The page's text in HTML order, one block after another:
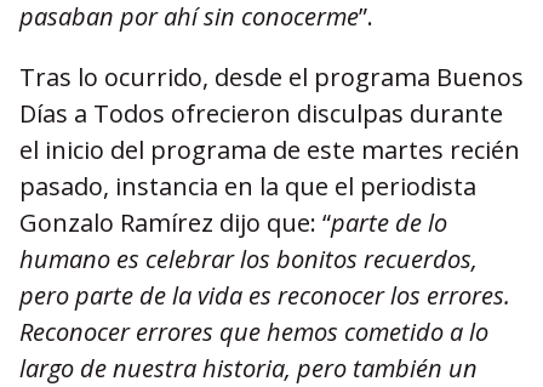
pasaban por ahí sin conocerme”.
Tras lo ocurrido, desde el programa Buenos
Días a Todos ofrecieron disculpas durante
el inicio del programa de este martes recién
pasado, instancia en la que el periodista
Gonzalo Ramírez dijo que: “parte de lo
humano es celebrar los bonitos recuerdos,
pero parte de la vida es reconocer los errores.
Reconocer errores que hemos cometido a lo
largo de nuestra historia, pero también un